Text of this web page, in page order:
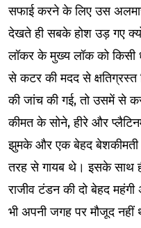
सफाई करने के लिए उस
देखते ही सबके होश उड़ गए
लॉकर के मुख्य लॉक को किसी
से कटर की मदद से
की जांच की गई, तो उसमें से
कीमत के सोने, हीरे और
झुमके और एक बेहद बेशकीमती
तरह से गायब थे। इसके साथ
राजीव टंडन की दो बेहद महंगी
भी अपनी जगह पर मौजूद नहीं